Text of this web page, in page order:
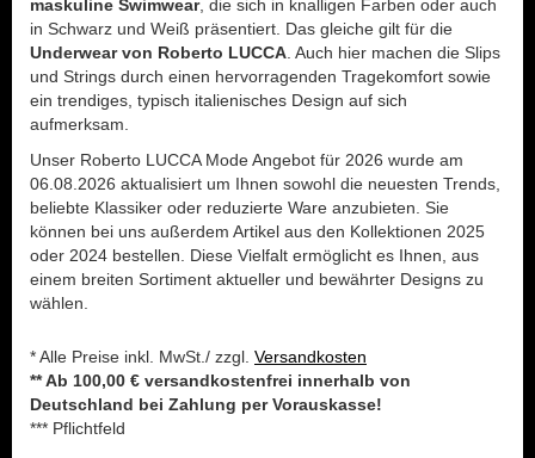
maskuline Swimwear, die sich in knalligen Farben oder auch
in Schwarz und Weiß präsentiert. Das gleiche gilt für die
Underwear von Roberto LUCCA . Auch hier machen die Slips
und Strings durch einen hervorragenden Tragekomfort sowie
ein trendiges, typisch italienisches Design auf sich
aufmerksam.
Unser Roberto LUCCA Mode Angebot für 2026 wurde am
06.08.2026 aktualisiert um Ihnen sowohl die neuesten Trends,
beliebte Klassiker oder reduzierte Ware anzubieten. Sie
können bei uns außerdem Artikel aus den Kollektionen 2025
oder 2024 bestellen. Diese Vielfalt ermöglicht es Ihnen, aus
einem breiten Sortiment aktueller und bewährter Designs zu
wählen.
* Alle Preise inkl. MwSt./ zzgl. Versandkosten
** Ab 100,00 € versandkostenfrei innerhalb von
Deutschland bei Zahlung per Vorauskasse!
*** Pflichtfeld